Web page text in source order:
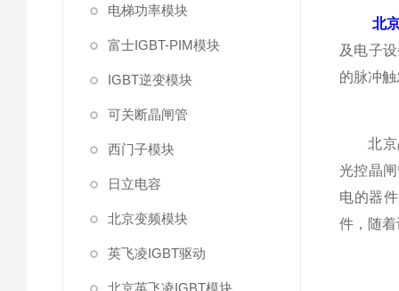
电梯功率模块
富士IGBT-PIM模块
IGBT逆变模块
可关断晶闸管
西门子模块
日立电容
北京变频模块
英飞凌IGBT驱动
北京英飞凌IGBT模块
北
及电子
的脉冲
北京晶
光控晶
电的器
件，随